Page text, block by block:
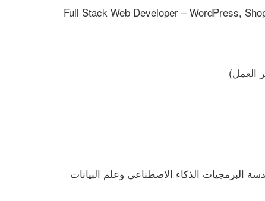
العمل)
البرمجيات الذكاء الاصطناعي وعلم البيانات